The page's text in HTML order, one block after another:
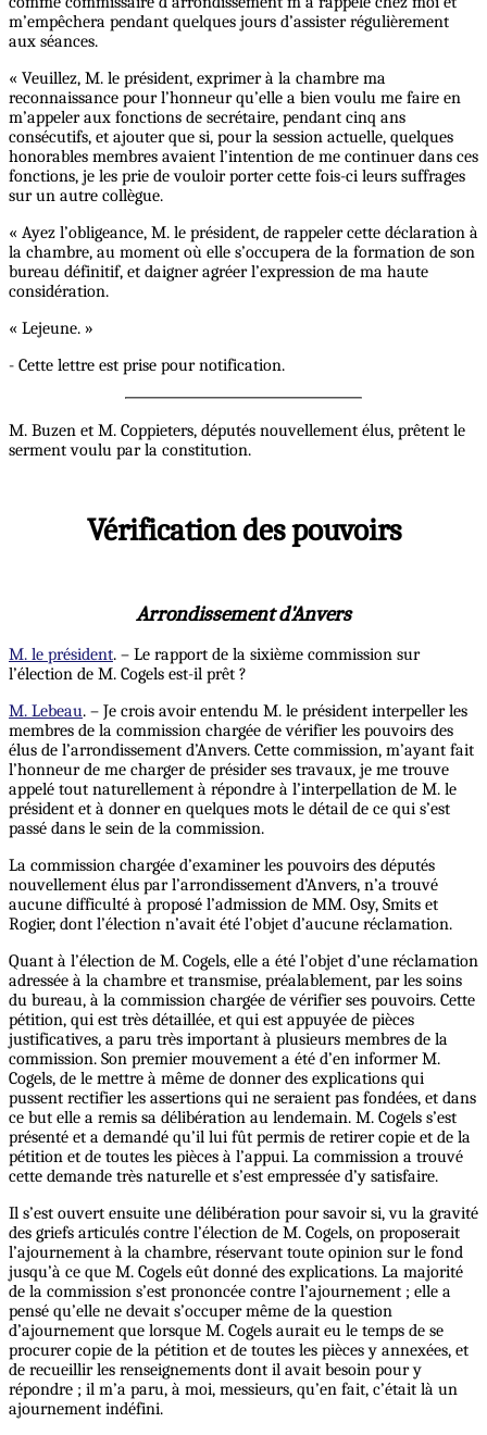
m’empêchera pendant quelques jours d’assister régulièrement
aux séances.
« Veuillez, M. le président, exprimer à la chambre ma
reconnaissance pour l’honneur qu’elle a bien voulu me faire en
m’appeler aux fonctions de secrétaire, pendant cinq ans
consécutifs, et ajouter que si, pour la session actuelle, quelques
honorables membres avaient l’intention de me continuer dans ces
fonctions, je les prie de vouloir porter cette fois-ci leurs suffrages
sur un autre collègue.
« Ayez l’obligeance, M. le président, de rappeler cette déclaration à
la chambre, au moment où elle s’occupera de la formation de son
bureau définitif, et daigner agréer l’expression de ma haute
considération.
« Lejeune. »
- Cette lettre est prise pour notification.
M. Buzen et M. Coppieters, députés nouvellement élus, prêtent le
serment voulu par la constitution.
Vérification des pouvoirs
Arrondissement d'Anvers
M. le président. – Le rapport de la sixième commission sur
l’élection de M. Cogels est-il prêt ?
M. Lebeau. – Je crois avoir entendu M. le président interpeller les
membres de la commission chargée de vérifier les pouvoirs des
élus de l’arrondissement d’Anvers. Cette commission, m’ayant fait
l’honneur de me charger de présider ses travaux, je me trouve
appelé tout naturellement à répondre à l’interpellation de M. le
président et à donner en quelques mots le détail de ce qui s’est
passé dans le sein de la commission.
La commission chargée d’examiner les pouvoirs des députés
nouvellement élus par l’arrondissement d’Anvers, n’a trouvé
aucune difficulté à proposé l’admission de MM. Osy, Smits et
Rogier, dont l’élection n’avait été l’objet d’aucune réclamation.
Quant à l’élection de M. Cogels, elle a été l’objet d’une réclamation
adressée à la chambre et transmise, préalablement, par les soins
du bureau, à la commission chargée de vérifier ses pouvoirs. Cette
pétition, qui est très détaillée, et qui est appuyée de pièces
justificatives, a paru très important à plusieurs membres de la
commission. Son premier mouvement a été d’en informer M.
Cogels, de le mettre à même de donner des explications qui
pussent rectifier les assertions qui ne seraient pas fondées, et dans
ce but elle a remis sa délibération au lendemain. M. Cogels s’est
présenté et a demandé qu’il lui fût permis de retirer copie et de la
pétition et de toutes les pièces à l’appui. La commission a trouvé
cette demande très naturelle et s’est empressée d’y satisfaire.
Il s’est ouvert ensuite une délibération pour savoir si, vu la gravité
des griefs articulés contre l’élection de M. Cogels, on proposerait
l’ajournement à la chambre, réservant toute opinion sur le fond
jusqu’à ce que M. Cogels eût donné des explications. La majorité
de la commission s’est prononcée contre l’ajournement ; elle a
pensé qu’elle ne devait s’occuper même de la question
d’ajournement que lorsque M. Cogels aurait eu le temps de se
procurer copie de la pétition et de toutes les pièces y annexées, et
de recueillir les renseignements dont il avait besoin pour y
répondre ; il m’a paru, à moi, messieurs, qu’en fait, c’était là un
ajournement indéfini.